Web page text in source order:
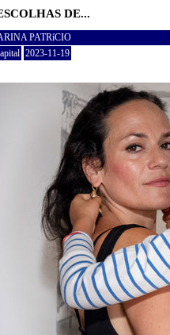
DE...
PATRíCIO
2023-11-19